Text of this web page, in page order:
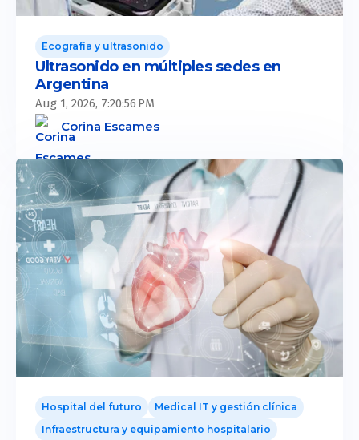
Ecografía y ultrasonido
Ultrasonido en múltiples sedes en
Argentina
Aug 1, 2026, 7:20:56 PM
Corina Escames
Hospital del futuro
Medical IT y gestión clínica
Infraestructura y equipamiento hospitalario